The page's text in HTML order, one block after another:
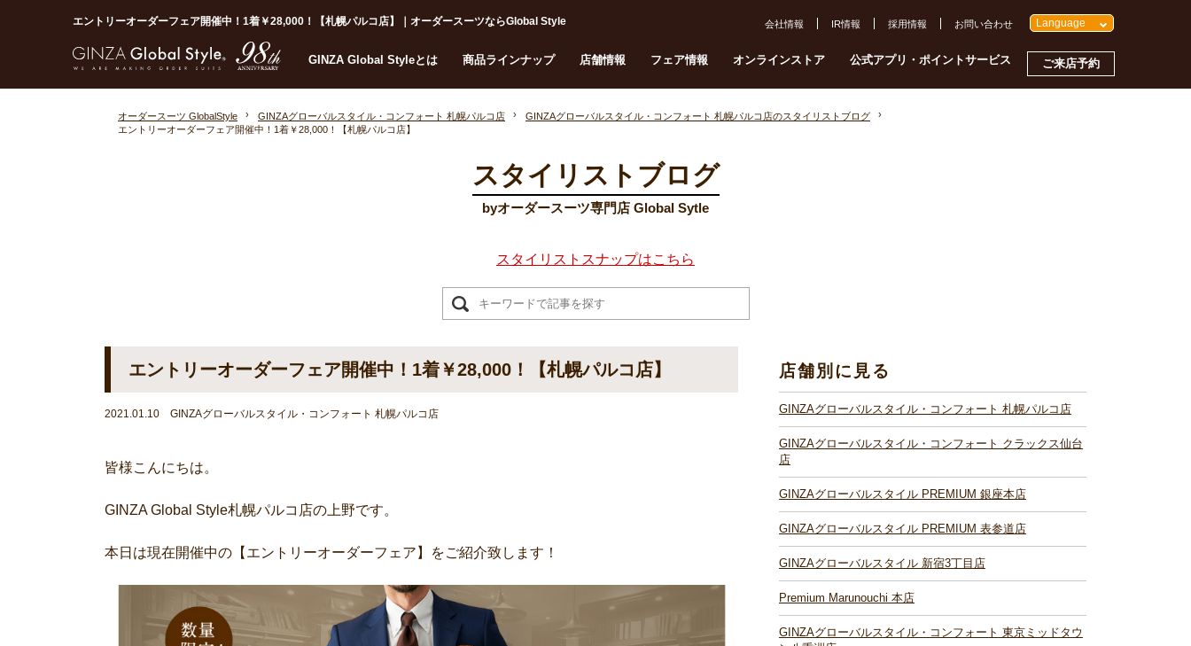
エントリーオーダーフェア開催中！1着￥28,000！【札幌パルコ店】｜オーダースーツならGlobal Style
GINZA Global Styleとは 商品ラインナップ 店舗情報 フェア情報 オンラインストア 公式アプリ・ポイントサービス ご来店予約
会社情報 IR情報 採用情報 お問い合わせ Language
オーダースーツ GlobalStyle GINZAグローバルスタイル・コンフォート 札幌パルコ店
GINZAグローバルスタイル・コンフォート 札幌パルコ店のスタイリストブログ
エントリーオーダーフェア開催中！1着￥28,000！【札幌パルコ店】
スタイリストブログ
byオーダースーツ専門店 Global Sytle
スタイリストスナップはこちら
エントリーオーダーフェア開催中！1着￥28,000！【札幌パルコ店】
2021.01.10 GINZAグローバルスタイル・コンフォート 札幌パルコ店
皆様こんにちは。
GINZA Global Style札幌パルコ店の上野です。
本日は現在開催中の【エントリーオーダーフェア】をご紹介致します！
店舗別に見る
GINZAグローバルスタイル・コンフォート 札幌パルコ店
GINZAグローバルスタイル・コンフォート クラックス仙台
店
GINZAグローバルスタイル PREMIUM 銀座本店
GINZAグローバルスタイル PREMIUM 表参道店
GINZAグローバルスタイル 新宿3丁目店
Premium Marunouchi 本店
GINZAグローバルスタイル・コンフォート 東京ミッドタウ